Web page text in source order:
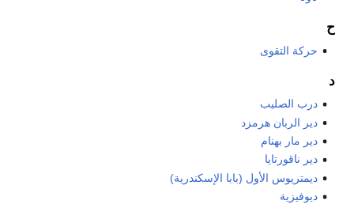
ح
حركة التقوى
د
درب الصليب
دير الربان هرمزد
دير مار بهنام
دير ناقورتايا
ديمتريوس الأول (بابا الإسكندرية)
ديوفيزية